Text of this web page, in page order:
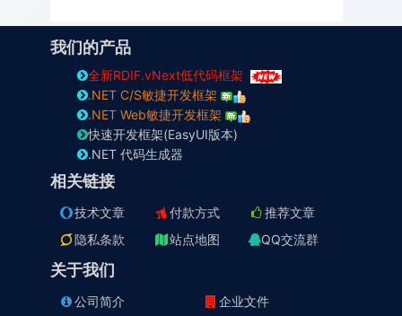
我们的产品
全新RDIF.vNext低代码框架
.NET C/S敏捷开发框架
.NET Web敏捷开发框架
快速开发框架(EasyUI版本)
.NET 代码生成器
相关链接
技术文章 付款方式
推荐文章
隐私条款
站点地图 QQ交流群
关于我们
公司简介
企业文件